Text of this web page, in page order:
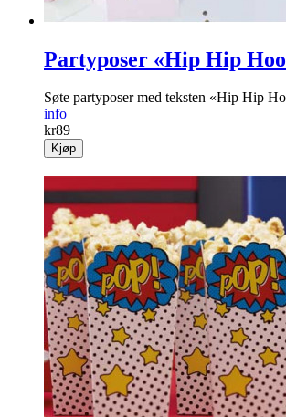
Partyposer «Hip Hip
Søte partyposer med teksten «Hip Hip
info
kr89
Kjøp